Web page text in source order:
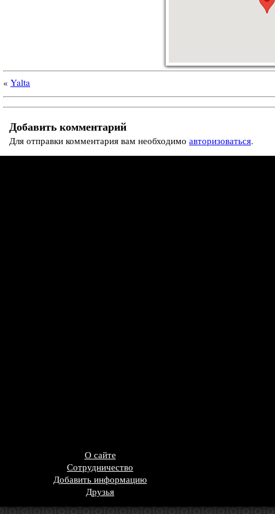
« Yalta
Добавить комментарий
Для отправки комментария вам необходимо авторизоваться.
О сайте
Сотрудничество
Добавить информацию
Друзья